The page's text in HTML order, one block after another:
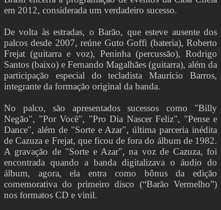
em 2012, considerada um verdadeiro sucesso.
De volta às estradas, o Barão, que esteve ausente dos
palcos desde 2007, reúne Guto Goffi (bateria), Roberto
Frejat (guitarra e voz), Peninha (percussão), Rodrigo
Santos (baixo) e Fernando Magalhães (guitarra), além da
participação especial do tecladista Maurício Barros,
integrante da formação original da banda.
No palco, são apresentados sucessos como "Billy
Negão", "Por Você", "Pro Dia Nascer Feliz", "Pense e
Dance", além de "Sorte e Azar", última parceria inédita
de Cazuza e Frejat, que ficou de fora do álbum de 1982.
A gravação de "Sorte e Azar", na voz de Cazuza, foi
encontrada quando a banda digitalizava o áudio do
álbum, agora, ela entra como bônus da edição
comemorativa do primeiro disco (“Barão Vermelho”)
nos formatos CD e vinil.